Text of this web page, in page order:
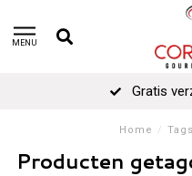
MENU
Gratis
Home / Tags
Producten